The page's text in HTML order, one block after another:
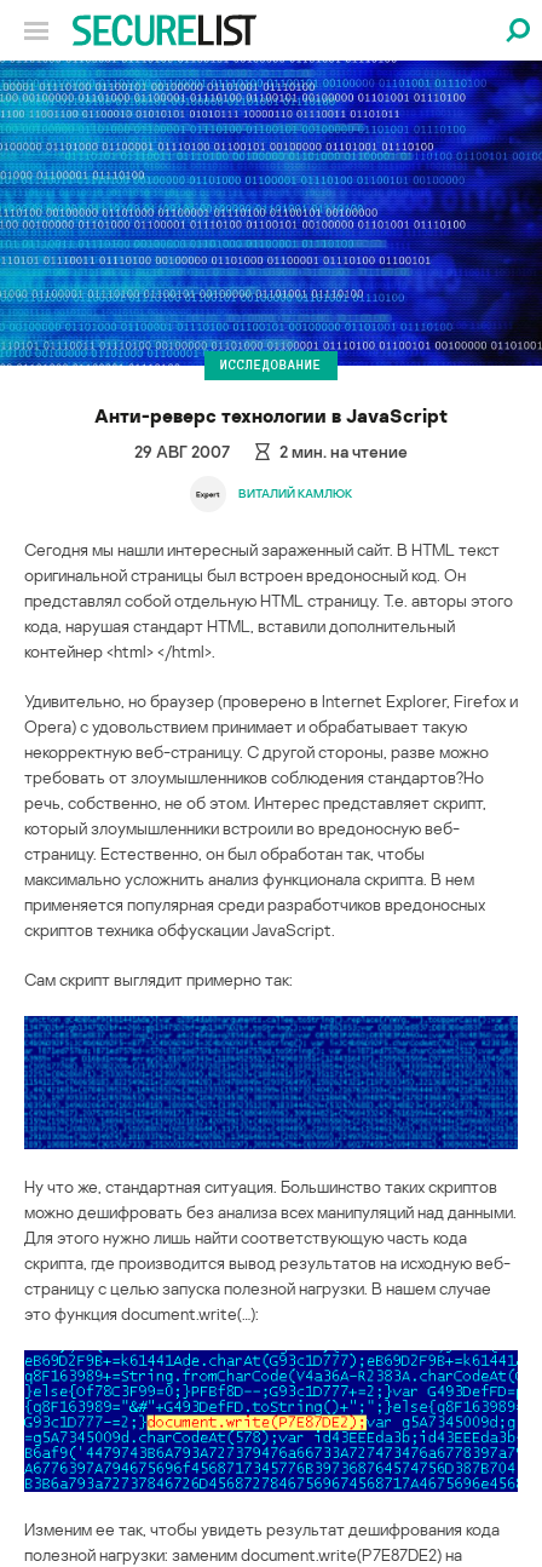
ИССЛЕДОВАНИЕ
Анти-реверс технологии в JavaScript
29 АВГ 2007 2мин. на чтение
ВИТАЛИЙ КАМЛЮК
Сегодня мы нашли интересный зараженный сайт. В HTML текст
оригинальной страницы был встроен вредоносный код. Он
представлял собой отдельную HTML страницу. Т.е. авторы этого
кода, нарушая стандарт HTML, вставили дополнительный
контейнер <html> </html>.
Удивительно, но браузер (проверено в Internet Explorer, Firefox и
Opera) с удовольствием принимает и обрабатывает такую
некорректную веб-страницу. С другой стороны, разве можно
требовать от злоумышленников соблюдения стандартов?Но
речь, собственно, не об этом. Интерес представляет скрипт,
который злоумышленники встроили во вредоносную веб-
страницу. Естественно, он был обработан так, чтобы
максимально усложнить анализ функционала скрипта. В нем
применяется популярная среди разработчиков вредоносных
скриптов техника обфускации JavaScript.
Сам скрипт выглядит примерно так:
Ну что же, стандартная ситуация. Большинство таких скриптов
можно дешифровать без анализа всех манипуляций над данными.
Для этого нужно лишь найти соответствующую часть кода
скрипта, где производится вывод результатов на исходную веб-
страницу с целью запуска полезной нагрузки. В нашем случае
это функция document.write(…):
Изменим ее так, чтобы увидеть результат дешифрования кода
полезной нагрузки: заменим document.write(P7E87DE2) на